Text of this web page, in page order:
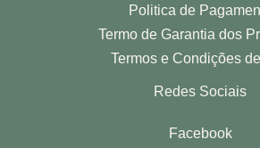
Politica de
Termo de Garantia dos
Termos e Condições
Redes Sociais
Facebook